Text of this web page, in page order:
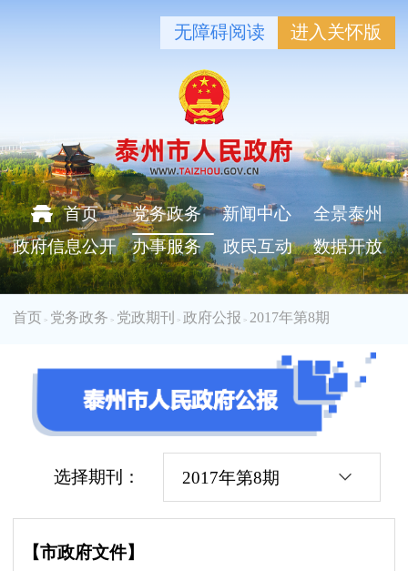
无障碍阅读 进入关怀版
首页 党务政务 新闻中心
全景泰州
政府信息公开
办事服务 政民互动 数据开放
首页 > 党务政务 > 党政期刊 > 政府公报 > 2017年第8期
选择期刊： 2017年第8期
【市政府文件】